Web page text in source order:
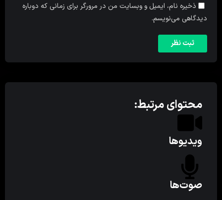
ذخیره نام، ایمیل و وبسایت من در مرورگر برای زمانی که دوباره
دیدگاهی می‌نویسم.
محتوای مرتبط:
ویدیوها
صوت‌ها